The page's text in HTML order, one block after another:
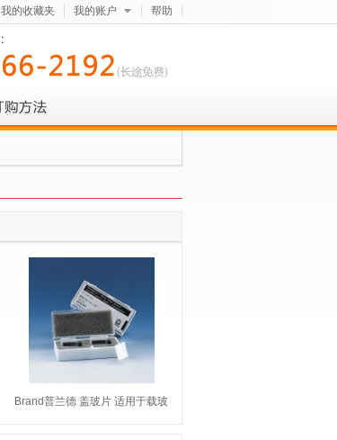
帮助
我的账户
我的收藏夹
Brand普兰德 盖玻片 适用于载玻